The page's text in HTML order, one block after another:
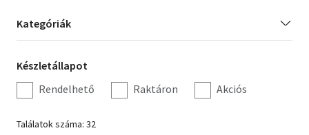
Hobbi, szabadidő
Irodalom
Művészet
Kategória
szűrés
Kategóriák
Készletállapot
szűrés
Készletállapot
Rendelhető
Raktáron Akciós
Találatok száma: 32